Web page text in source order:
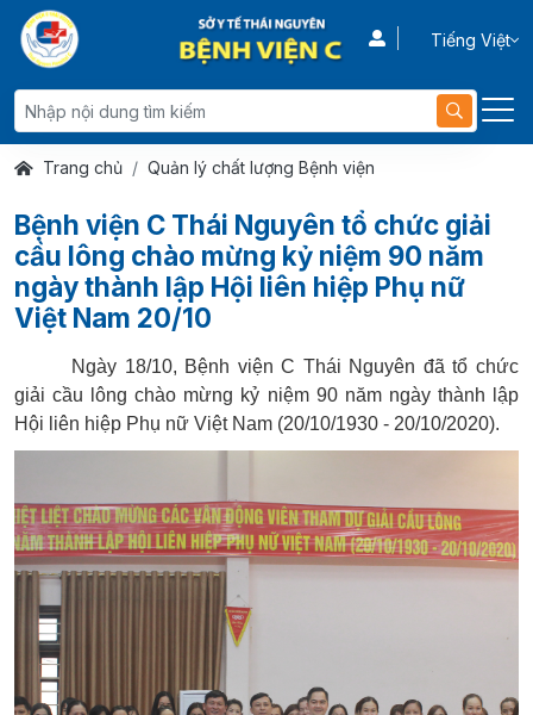
Tiếng Việt
Trang chủ Quản lý chất lượng Bệnh viện
Bệnh viện C Thái Nguyên tổ chức giải
cầu lông chào mừng kỷ niệm 90 năm
ngày thành lập Hội liên hiệp Phụ nữ
Việt Nam 20/10
Ngày 18/10, Bệnh viện C Thái Nguyên đã tổ chức
giải cầu lông chào mừng kỷ niệm 90 năm ngày thành lập
Hội liên hiệp Phụ nữ Việt Nam (20/10/1930 - 20/10/2020).